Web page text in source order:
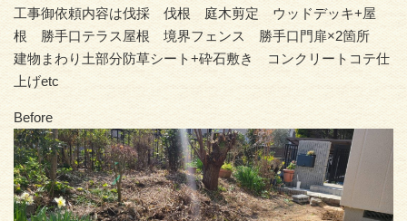
工事御依頼内容は伐採 伐根 庭木剪定 ウッドデッキ+屋
根 勝手口テラス屋根 境界フェンス 勝手口門扉×2箇所
建物まわり土部分防草シート+砕石敷き コンクリートコテ仕
上げetc
Before